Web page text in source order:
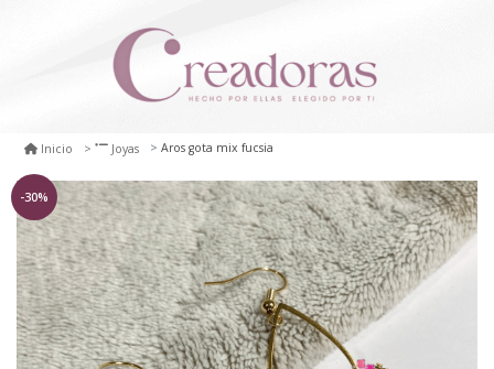
Inicio Joyas Aros gota mix fucsia
-30%